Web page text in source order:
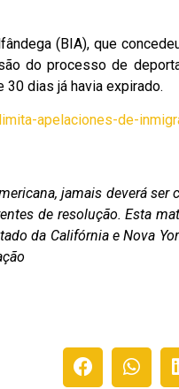
(BIA), que
do processo de
30 dias já havia expirado.
apelaciones-de-
jamais deverá ser
de resolução. Esta
da Califórnia e Nova